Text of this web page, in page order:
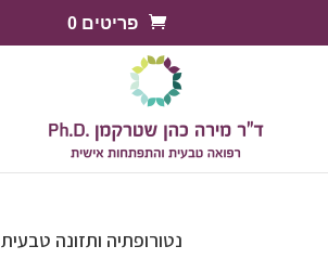
פריטים 0
נטורופתיה ותזונה טבעית